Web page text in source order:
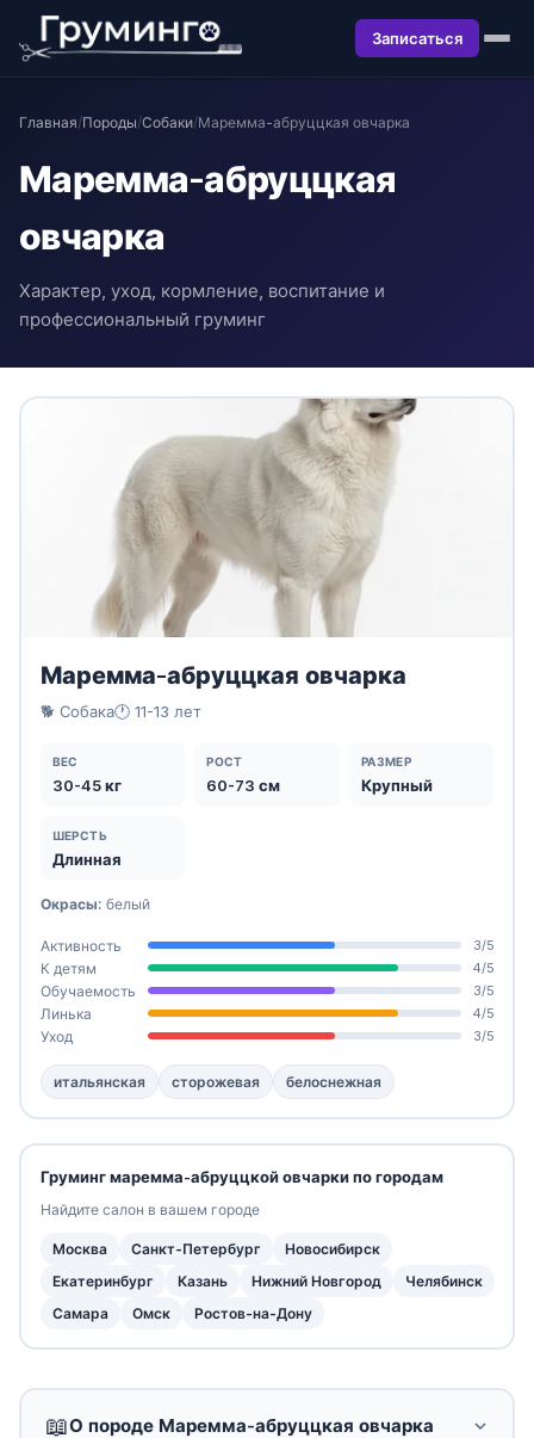
Записаться
Главная/Породы/Собаки/Маремма-абруццкая овчарка
Маремма-абруццкая
овчарка
Характер, уход, кормление, воспитание и
профессиональный груминг
📖О породе Маремма-абруццкая овчарка
Маремма-абруццкая овчарка
🐕 Собака🕐 11-13 лет
ВЕС
30-45 кг
РОСТ
60-73 см
РАЗМЕР
Крупный
ШЕРСТЬ
Длинная
Окрасы: белый
Активность 3/5
К детям 4/5
Обучаемость 3/5
Линька 4/5
Уход 3/5
итальянская сторожевая белоснежная
Груминг маремма-абруццкой овчарки по городам
Найдите салон в вашем городе
Москва Санкт-Петербург
Новосибирск
Екатеринбург
Казань Нижний Новгород
Челябинск
Самара
Омск Ростов-на-Дону